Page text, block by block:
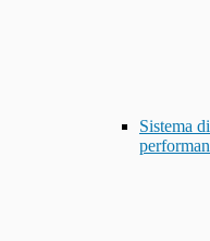
Sistema